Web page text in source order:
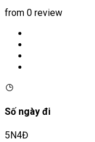
from 0 review
Số ngày đi
5N4Đ